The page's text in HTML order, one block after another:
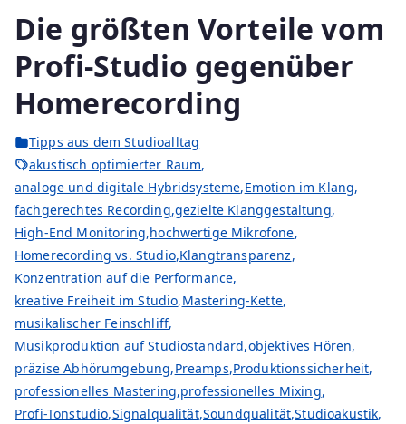
Die größten Vorteile vom
Profi-Studio gegenüber
Homerecording
Tipps aus dem Studioalltag
akustisch optimierter Raum,
analoge und digitale Hybridsysteme,Emotion im Klang,
fachgerechtes Recording,gezielte Klanggestaltung,
High-End Monitoring,hochwertige Mikrofone,
Homerecording vs. Studio,Klangtransparenz,
Konzentration auf die Performance,
kreative Freiheit im Studio,Mastering-Kette,
musikalischer Feinschliff,
Musikproduktion auf Studiostandard,objektives Hören,
präzise Abhörumgebung,Preamps,Produktionssicherheit,
professionelles Mastering,professionelles Mixing,
Profi-Tonstudio,Signalqualität,Soundqualität,Studioakustik,